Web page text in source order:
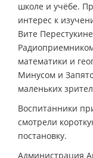
школе и учёбе.
интерес к
Вите
математики и
Минусом и
маленьких
Воспитанники
смотрели
постановку.
Администрация